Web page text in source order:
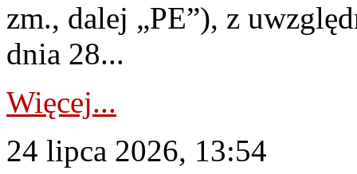
zm., dalej „PE”), z
dnia 28...
Więcej...
24 lipca 2026, 13:54